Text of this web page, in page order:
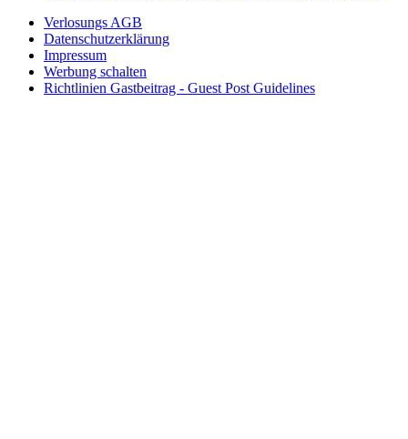
Verlosungs AGB
Datenschutzerklärung
Impressum
Werbung schalten
Richtlinien Gastbeitrag - Guest Post Guidelines